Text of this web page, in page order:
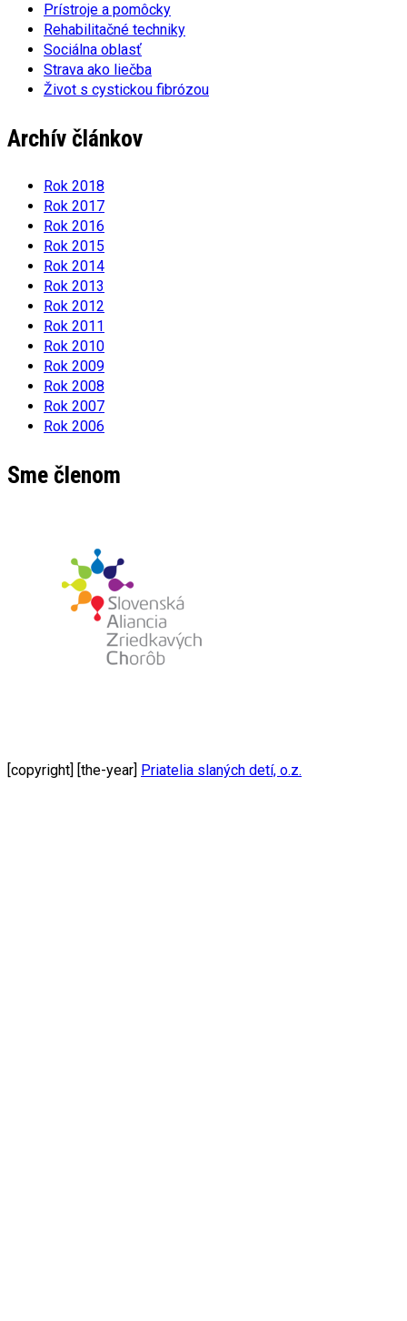
Prístroje a pomôcky
Rehabilitačné techniky
Sociálna oblasť
Strava ako liečba
Život s cystickou fibrózou
Archív článkov
Rok 2018
Rok 2017
Rok 2016
Rok 2015
Rok 2014
Rok 2013
Rok 2012
Rok 2011
Rok 2010
Rok 2009
Rok 2008
Rok 2007
Rok 2006
Sme členom
[copyright] [the-year] Priatelia slaných detí, o.z.